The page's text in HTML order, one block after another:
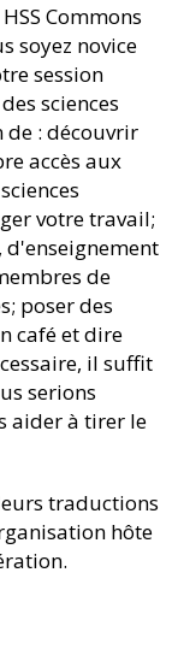
Commons
soyez novice
session
sciences
de : découvrir
accès aux
votre travail;
de
poser des
café et dire
il suffit
serions
aider à tirer le
traductions
hôte